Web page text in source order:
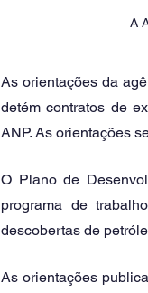
A
As orientações da
detém contratos de
ANP. As orientações
O Plano de
programa de
descobertas de
As orientações